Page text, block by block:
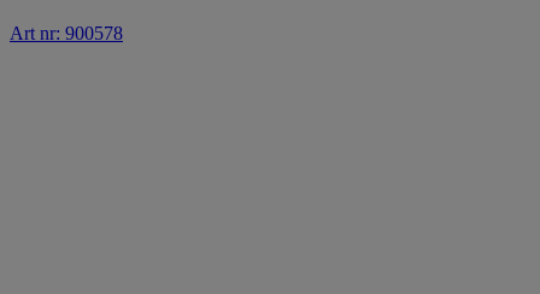
Art nr: 900578